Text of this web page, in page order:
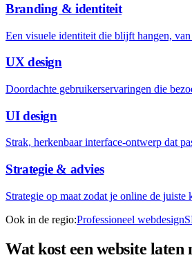
Branding & identiteit
Een visuele identiteit die blijft hangen,
UX design
Doordachte gebruikerservaringen die
UI design
Strak, herkenbaar interface-ontwerp dat
Strategie & advies
Strategie op maat zodat je online de juiste
Ook in de regio:Professioneel webdesign
Wat kost een website laten